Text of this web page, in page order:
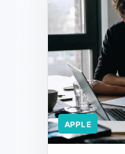
APPLE